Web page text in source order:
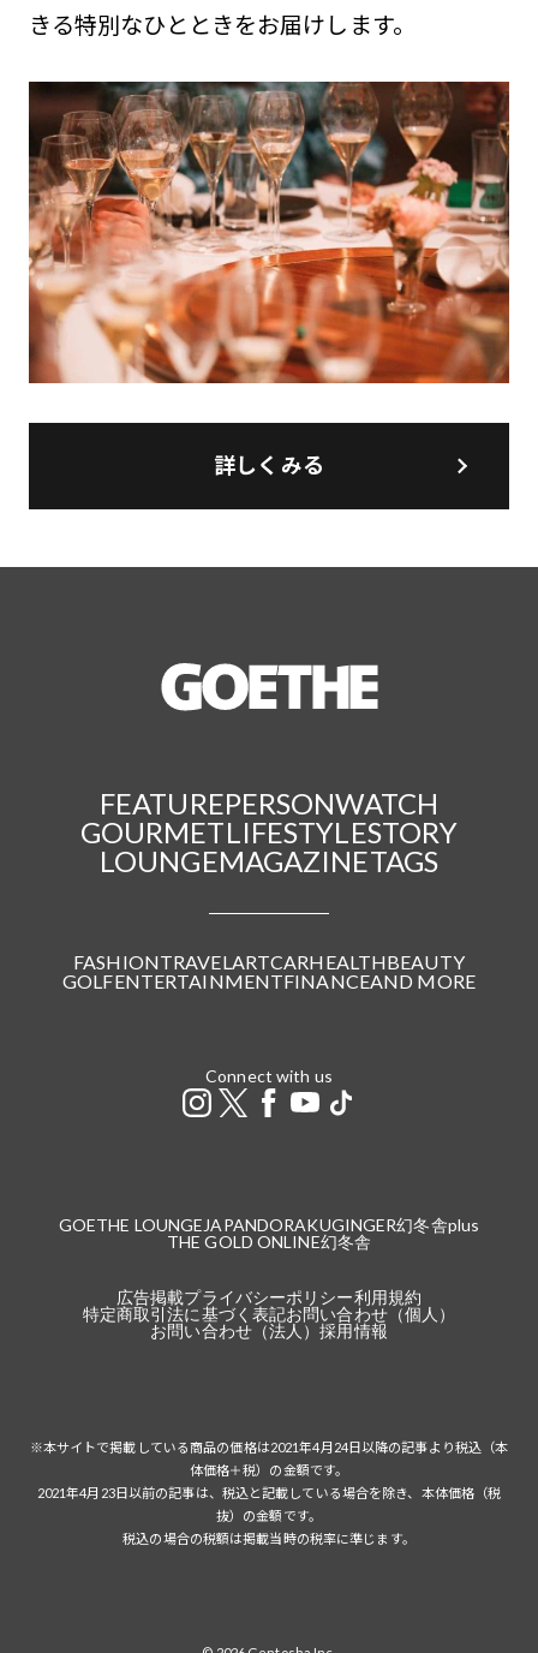
きる特別なひとときをお届けします。
詳しくみる
FEATUREPERSONWATCH
GOURMETLIFESTYLESTORY
LOUNGEMAGAZINETAGS
FASHIONTRAVELARTCARHEALTHBEAUTY
GOLFENTERTAINMENTFINANCEAND MORE
Connect with us
GOETHE LOUNGE JAPANDORAKUGINGER幻冬舎plus
THE GOLD ONLINE幻冬舎
広告掲載プライバシーポリシー利用規約
特定商取引法に基づく表記お問い合わせ（個人）
お問い合わせ（法人）採用情報
※本サイトで掲載している商品の価格は2021年4月24日以降の記事より税込（本
体価格＋税）の金額です。
2021年4月23日以前の記事は、税込と記載している場合を除き、本体価格（税
抜）の金額です。
税込の場合の税額は掲載当時の税率に準じます。